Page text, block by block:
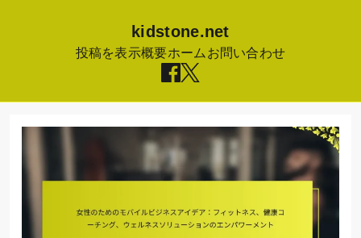
kidstone.net
投稿を表示概要ホーム お問い合わせ